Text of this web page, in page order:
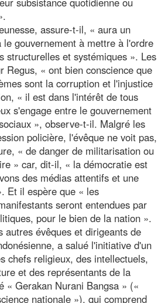
assure-t-il, « aura un
le gouvernement à mettre à l'ordre
structurelles et systémiques ». Les
Regus, « ont bien conscience que
sont la corruption et l'injustice
« il est dans l'intérêt de tous
s'engage entre le gouvernement
», observe-t-il. Malgré les
policière, l'évêque ne voit pas,
« de danger de militarisation ou
» car, dit-il, « la démocratie est
des médias attentifs et une
Et il espère que « les
seront entendues par
pour le bien de la nation ».
autres évêques et dirigeants de
a salué l'initiative d'un
chefs religieux, des intellectuels,
et des représentants de la
« Gerakan Nurani Bangsa » («
nationale »), qui comprend